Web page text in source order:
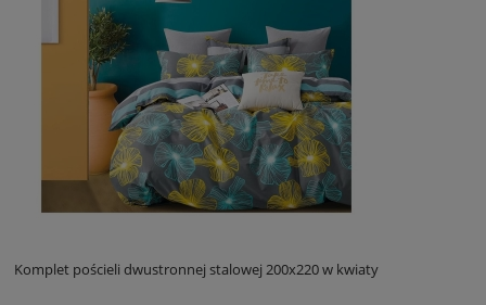
Komplet pościeli dwustronnej stalowej 200x220 w kwiaty